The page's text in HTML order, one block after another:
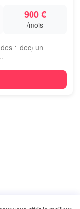
900 €
/mois
1 dec) un